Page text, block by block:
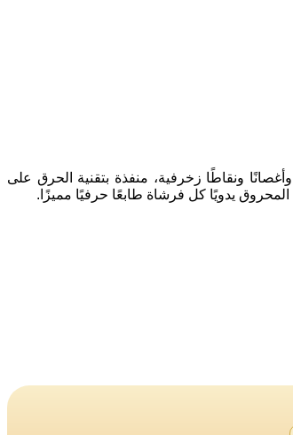
ونقاطًا زخرفية، منفذة بتقنية الحرق على
يدويًا كل فرشاة طابعًا حرفيًا مميزًا.